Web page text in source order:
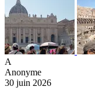
A
Anonyme
30 juin 2026